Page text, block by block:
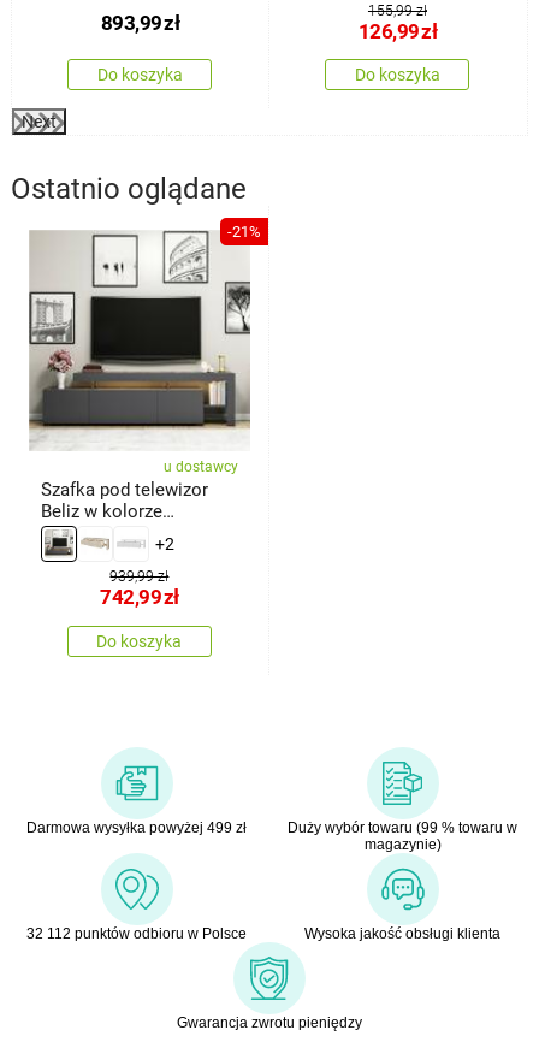
893,99zł
Do koszyka
155,99 zł
126,99zł
Do koszyka
Next
Ostatnio oglądane
-21%
u dostawcy
Szafka pod telewizor
Beliz w kolorze
antracytowym
+2
939,99 zł
742,99zł
Do koszyka
Darmowa wysyłka powyżej 499 zł
Duży wybór towaru (99 % towaru w
magazynie)
32 112 punktów odbioru w Polsce Wysoka jakość obsługi klienta
Gwarancja zwrotu pieniędzy